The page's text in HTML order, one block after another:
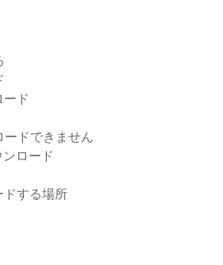
ド
ードできません
ロード
ドする場所